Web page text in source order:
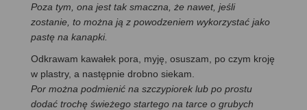
Poza tym, ona jest tak smaczna, że nawet, jeśli
zostanie, to można ją z powodzeniem wykorzystać jako
pastę na kanapki.
Odkrawam kawałek pora, myję, osuszam, po czym kroję
w plastry, a następnie drobno siekam.
Por można podmienić na szczypiorek lub po prostu
dodać trochę świeżego startego na tarce o grubych